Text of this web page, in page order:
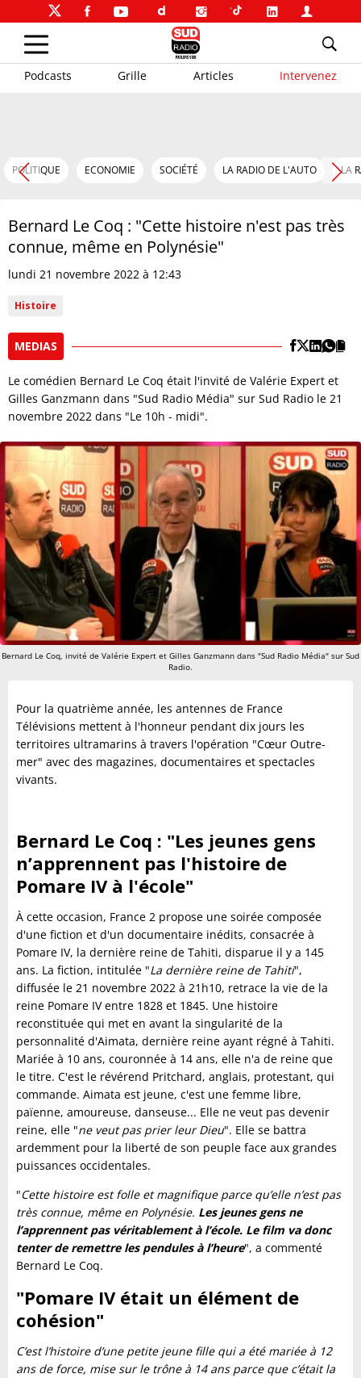
Podcasts Grille Articles Intervenez
POLITIQUE ECONOMIE SOCIÉTÉ LA RADIO DE L'AUTO LA
Bernard Le Coq : "Cette histoire n'est pas très
connue, même en Polynésie"
lundi 21 novembre 2022 à 12:43
Histoire
MEDIAS
Le comédien Bernard Le Coq était l'invité de Valérie Expert et
Gilles Ganzmann dans "Sud Radio Média" sur Sud Radio le 21
novembre 2022 dans "Le 10h - midi".
Bernard Le Coq, invité de Valérie Expert et Gilles Ganzmann dans "Sud Radio Média" sur Sud
Radio.
Pour la quatrième année, les antennes de France
Télévisions mettent à l'honneur pendant dix jours les
territoires ultramarins à travers l'opération "Cœur Outre-
mer" avec des magazines, documentaires et spectacles
vivants.
Bernard Le Coq : "Les jeunes gens
n’apprennent pas l'histoire de
Pomare IV à l'école"
À cette occasion, France 2 propose une soirée composée
d'une fiction et d'un documentaire inédits, consacrée à
Pomare IV, la dernière reine de Tahiti, disparue il y a 145
ans. La fiction, intitulée "La dernière reine de Tahiti",
diffusée le 21 novembre 2022 à 21h10, retrace la vie de la
reine Pomare IV entre 1828 et 1845. Une histoire
reconstituée qui met en avant la singularité de la
personnalité d'Aimata, dernière reine ayant régné à Tahiti.
Mariée à 10 ans, couronnée à 14 ans, elle n'a de reine que
le titre. C'est le révérend Pritchard, anglais, protestant, qui
commande. Aimata est jeune, c'est une femme libre,
païenne, amoureuse, danseuse... Elle ne veut pas devenir
reine, elle "ne veut pas prier leur Dieu". Elle se battra
ardemment pour la liberté de son peuple face aux grandes
puissances occidentales.
"Cette histoire est folle et magnifique parce qu’elle n’est pas
très connue, même en Polynésie. Les jeunes gens ne
l’apprennent pas véritablement à l’école. Le film va donc
tenter de remettre les pendules à l’heure", a commenté
Bernard Le Coq.
"Pomare IV était un élément de
cohésion"
C’est l’histoire d’une petite jeune fille qui a été mariée à 12
ans de force, mise sur le trône à 14 ans parce que c’était la